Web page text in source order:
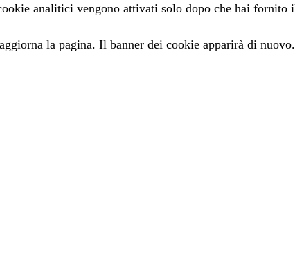
analitici vengono attivati solo dopo che hai fornito
la pagina. Il banner dei cookie apparirà di nuovo.